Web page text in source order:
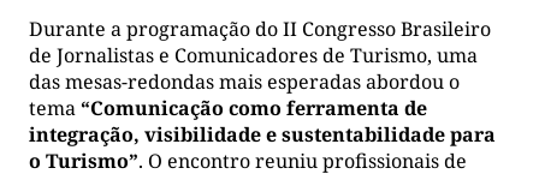
Durante a programação do II Congresso Brasileiro
de Jornalistas e Comunicadores de Turismo, uma
das mesas-redondas mais esperadas abordou o
tema “Comunicação como ferramenta de
integração, visibilidade e sustentabilidade para
o Turismo”. O encontro reuniu profissionais de